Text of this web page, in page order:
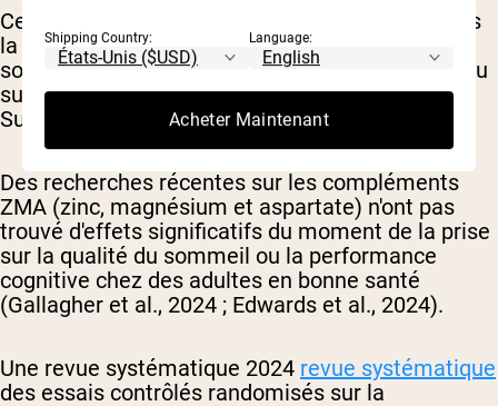
Certaines études ont exploré le rôle du zinc dans
la modulation du sommeil, mais ces effets ne
sont pas fortement liés au moment de la prise du
supplément (Chérasse & Urade, 2017 ; Pickel &
Sung, 2020 ; Chasapis et al., 2020).
Des recherches récentes sur les compléments
ZMA (zinc, magnésium et aspartate) n'ont pas
trouvé d'effets significatifs du moment de la prise
sur la qualité du sommeil ou la performance
cognitive chez des adultes en bonne santé
(Gallagher et al., 2024 ; Edwards et al., 2024).
Une revue systématique 2024 revue systématique
des essais contrôlés randomisés sur la
Shipping Country: Language:
Acheter Maintenant